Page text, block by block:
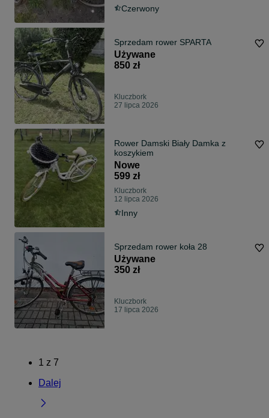
Czerwony
Sprzedam rower SPARTA
Używane
850 zł
Kluczbork
27 lipca 2026
Rower Damski Biały Damka z
koszykiem
Nowe
599 zł
Kluczbork
12 lipca 2026
Inny
Sprzedam rower koła 28
Używane
350 zł
Kluczbork
17 lipca 2026
1 z 7
Dalej